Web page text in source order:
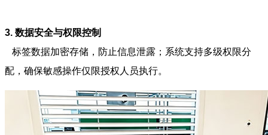
3. 数据安全与权限控制
标签数据加密存储，防止信息泄露；系统支持多级权限分
配，确保敏感操作仅限授权人员执行。